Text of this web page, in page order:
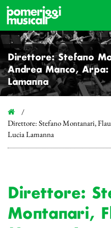
Direttore: Stefano
Andrea Manco, Arpa:
Lamanna
Direttore: Stefano Montanari,
Lucia Lamanna
Direttore:
Montanari,